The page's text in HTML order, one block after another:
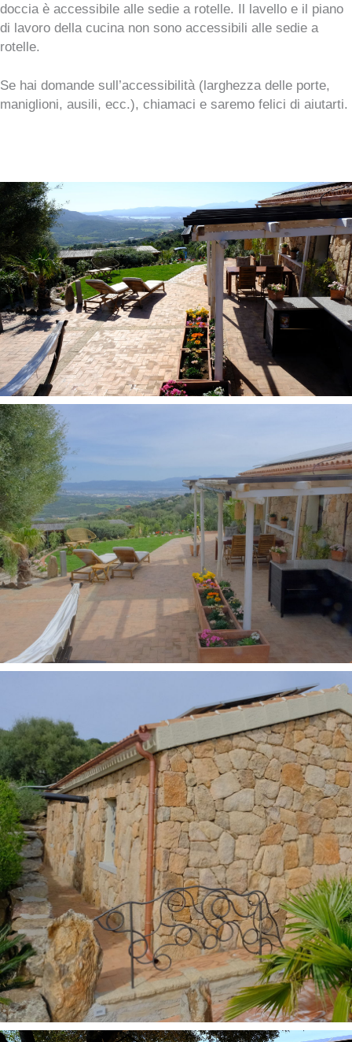
doccia è accessibile alle sedie a rotelle. Il lavello e il piano
di lavoro della cucina non sono accessibili alle sedie a
rotelle.
Se hai domande sull’accessibilità (larghezza delle porte,
maniglioni, ausili, ecc.), chiamaci e saremo felici di aiutarti.